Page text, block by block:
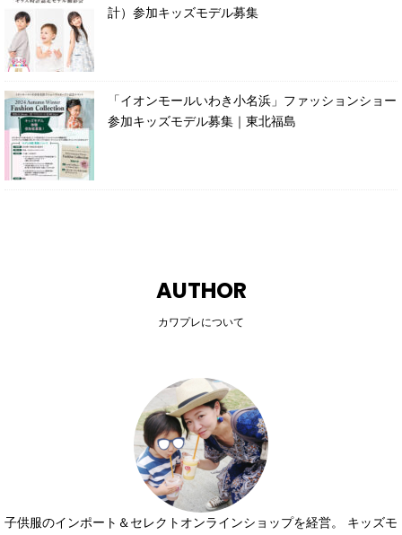
計）参加キッズモデル募集
「イオンモールいわき小名浜」ファッションショー
参加キッズモデル募集｜東北福島
AUTHOR
カワプレについて
子供服のインポート＆セレクトオンラインショップを経営。 キッズモ